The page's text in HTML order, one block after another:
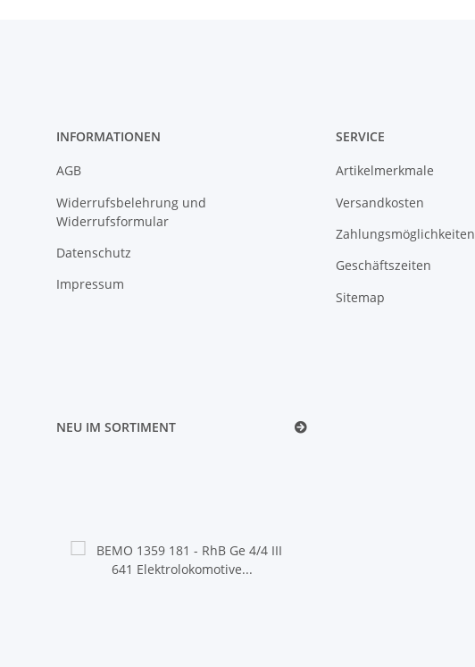
INFORMATIONEN
AGB
Widerrufsbelehrung und
Widerrufsformular
Datenschutz
Impressum
SERVICE
Artikelmerkmale
Versandkosten
Zahlungsmöglichkeiten
Geschäftszeiten
Sitemap
NEU IM SORTIMENT